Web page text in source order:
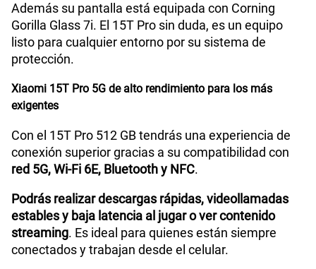
Además su pantalla está equipada con Corning
Gorilla Glass 7i. El 15T Pro sin duda, es un equipo
listo para cualquier entorno por su sistema de
protección.
Xiaomi 15T Pro 5G de alto rendimiento para los más
exigentes
Con el 15T Pro 512 GB tendrás una experiencia de
conexión superior gracias a su compatibilidad con
red 5G, Wi-Fi 6E, Bluetooth y NFC.
Podrás realizar descargas rápidas, videollamadas
estables y baja latencia al jugar o ver contenido
streaming. Es ideal para quienes están siempre
conectados y trabajan desde el celular.